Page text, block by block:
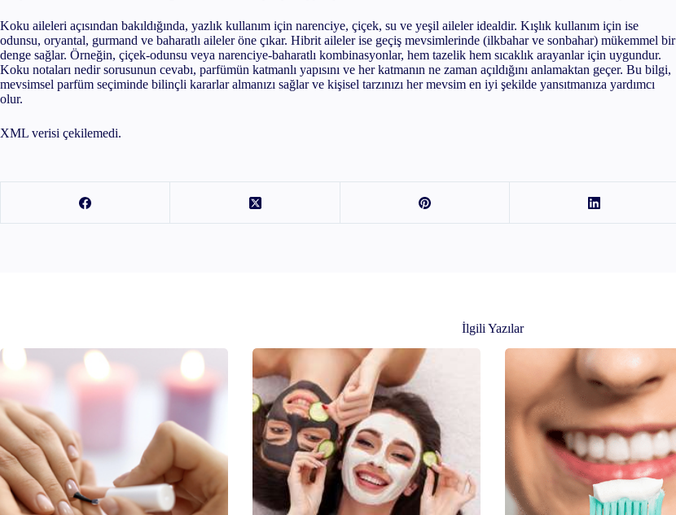
Koku aileleri açısından bakıldığında, yazlık kullanım için narenciye, çiçek, su ve yeşil aileler idealdir. Kışlık kullanım için ise
odunsu, oryantal, gurmand ve baharatlı aileler öne çıkar. Hibrit aileler ise geçiş mevsimlerinde (ilkbahar ve sonbahar) mükemmel bir
denge sağlar. Örneğin, çiçek-odunsu veya narenciye-baharatlı kombinasyonlar, hem tazelik hem sıcaklık arayanlar için uygundur.
Koku notaları nedir sorusunun cevabı, parfümün katmanlı yapısını ve her katmanın ne zaman açıldığını anlamaktan geçer. Bu bilgi,
mevsimsel parfüm seçiminde bilinçli kararlar almanızı sağlar ve kişisel tarzınızı her mevsim en iyi şekilde yansıtmanıza yardımcı
olur.
XML verisi çekilemedi.
İlgili Yazılar